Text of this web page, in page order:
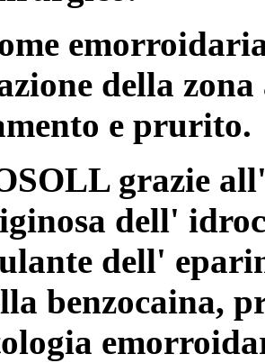
della
e prurito.
grazie
dell'
dell'
benzocaina,